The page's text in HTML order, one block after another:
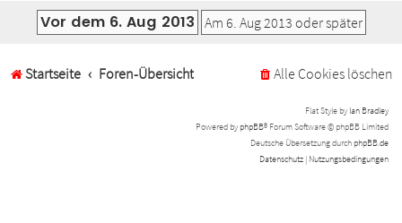
Startseite Foren-Übersicht Alle Cookies löschen
Flat Style by Ian Bradley
Powered by phpBB® Forum Software © phpBB Limited
Deutsche Übersetzung durch phpBB.de
Datenschutz | Nutzungsbedingungen